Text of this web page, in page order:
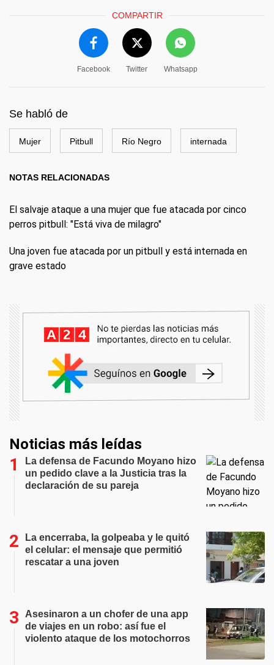
COMPARTIR
Facebook Twitter Whatsapp
Se habló de
Mujer Pitbull Río Negro internada
NOTAS RELACIONADAS
El salvaje ataque a una mujer que fue atacada por cinco
perros pitbull: "Está viva de milagro"
Una joven fue atacada por un pitbull y está internada en
grave estado
Noticias más leídas
La defensa de Facundo Moyano hizo
un pedido clave a la Justicia tras la
declaración de su pareja
La encerraba, la golpeaba y le quitó
el celular: el mensaje que permitió
rescatar a una joven
Asesinaron a un chofer de una app
de viajes en un robo: así fue el
violento ataque de los motochorros